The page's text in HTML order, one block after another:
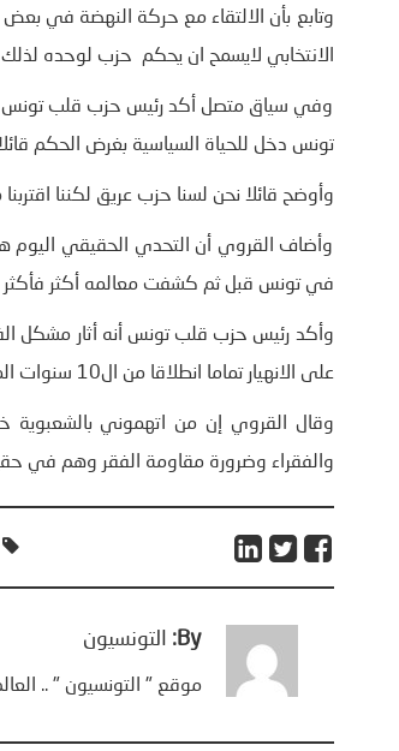
وتابع بأن الالتقاء مع حركة النهضة في بعض
الانتخابي لايسمح ان يحكم حزب لوحده
وفي سياق متصل أكد رئيس حزب قلب تونس
تونس دخل للحياة السياسية بغرض الحكم
وأوضح قائلا نحن لسنا حزب عريق لكننا
وأضاف القروي أن التحدي الحقيقي اليوم هو
في تونس قبل ثم كشفت معالمه أكثر فأكثر
وأكد رئيس حزب قلب تونس أنه أثار مشكل
على الانهيار تماما انطلاقا من ال10 سنوات الماضية.
وقال القروي إن من اتهموني بالشعبوية
والفقراء وضرورة مقاومة الفقر وهم في
Tags:
By: التونسيون
موقع " التونسيون " ..